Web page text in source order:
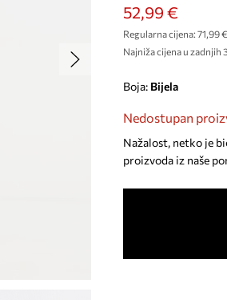
52,99 €
Regularna cijena: 71,99 €
Najniža cijena u zadnjih
Boja: bijela
Nedostupan
Nažalost, netko je
proizvoda iz naše